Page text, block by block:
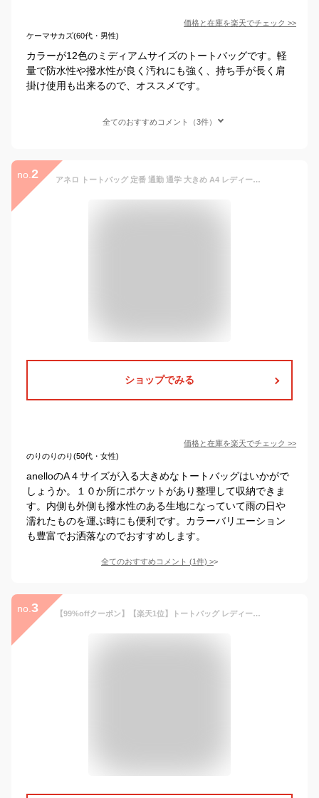
価格と在庫を楽天でチェック >>
ケーマサカズ(60代・男性)
カラーが12色のミディアムサイズのトートバッグです。軽
量で防水性や撥水性が良く汚れにも強く、持ち手が長く肩
掛け使用も出来るので、オススメです。
全てのおすすめコメント（3件）
no. 2 アネロ トートバッグ 定番 通勤 通学 大きめ A4 レディース 10ポケット マザーズバッグ 多機能 収納力 底ポケット 両面はっ水 おしゃれ 大人 かわいい シンプル 無地 GL グリッター 両面撥水杢ポリ トート GT-T0473 gtt0473
ショップでみる
価格と在庫を楽天でチェック >>
のりのりのり(50代・女性)
anelloのA４サイズが入る大きめなトートバッグはいかがで
しょうか。１０か所にポケットがあり整理して収納できま
す。内側も外側も撥水性のある生地になっていて雨の日や
濡れたものを運ぶ時にも便利です。カラーバリエーション
も豊富でお洒落なのでおすすめします。
全てのおすすめコメント (1件) >
no. 3 【99%offクーポン】【楽天1位】トートバッグ レディース ファスナー付き ナイロン 大きめ 軽い 仕切り ポケット 撥水 大容量 通勤 通学 お出かけ 肩掛け キルティング a4 収納 かわいい おしゃれ 自立 マザーズバッグ シンプル パスケース LIZDAYS